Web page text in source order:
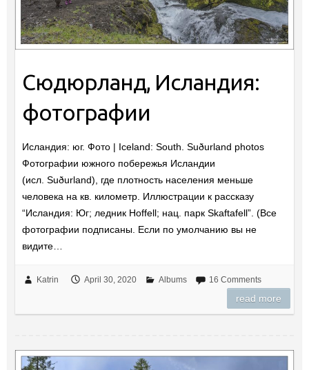
Сюдюрланд, Исландия:
фотографии
Исландия: юг. Фото | Iceland: South. Suðurland photos
Фотографии южного побережья Исландии
(исл. Suðurland), где плотность населения меньше
человека на кв. километр. Иллюстрации к рассказу
“Исландия: Юг; ледник Hoffell; нац. парк Skaftafell”. (Все
фотографии подписаны. Если по умолчанию вы не
видите…
Katrin April 30, 2020 Albums 16 Comments
read more